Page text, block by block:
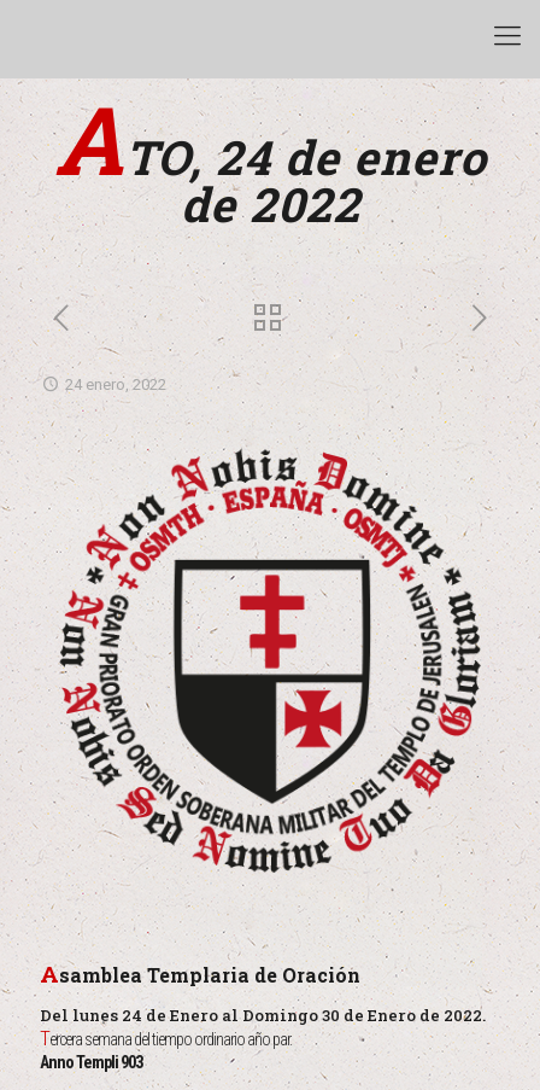
ATO, 24 de enero
de 2022
24 enero, 2022
Asamblea Templaria de Oración
Del lunes 24 de Enero al Domingo 30 de Enero de 2022.
Tercera semana del tiempo ordinario año par.
Anno Templi 903